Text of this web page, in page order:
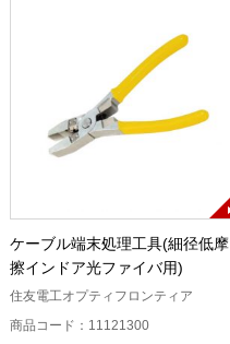
ケーブル端末処理工具(細径低摩
擦インドア光ファイバ用)
住友電工オプティフロンティア
商品コード：11121300